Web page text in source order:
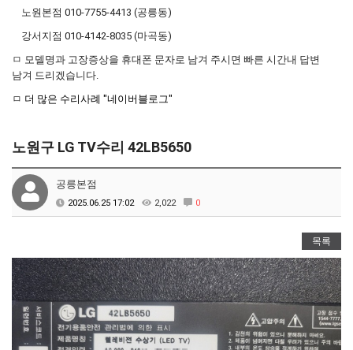
노원본점 010-7755-4413 (공릉동)
강서지점 010-4142-8035 (마곡동)
ㅁ 모델명과 고장증상을 휴대폰 문자로 남겨 주시면 빠른 시간내 답변
남겨 드리겠습니다.
ㅁ 더 많은 수리사례 "네이버블로그"
노원구 LG TV수리 42LB5650
공릉본점
2025.06.25 17:02 2,022 0
목록